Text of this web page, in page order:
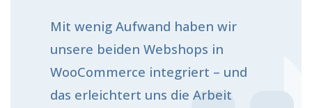
Mit wenig Aufwand haben wir
unsere beiden Webshops in
WooCommerce integriert – und
das erleichtert uns die Arbeit